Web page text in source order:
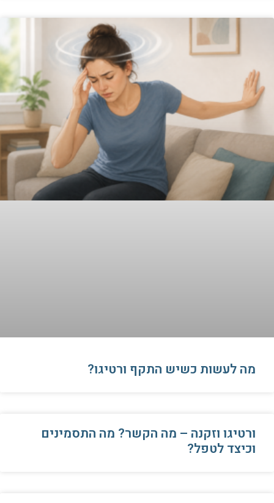
​מה לעשות כשיש התקף ורטיגו?
ורטיגו וזקנה – מה הקשר? מה התסמינים
וכיצד לטפל?